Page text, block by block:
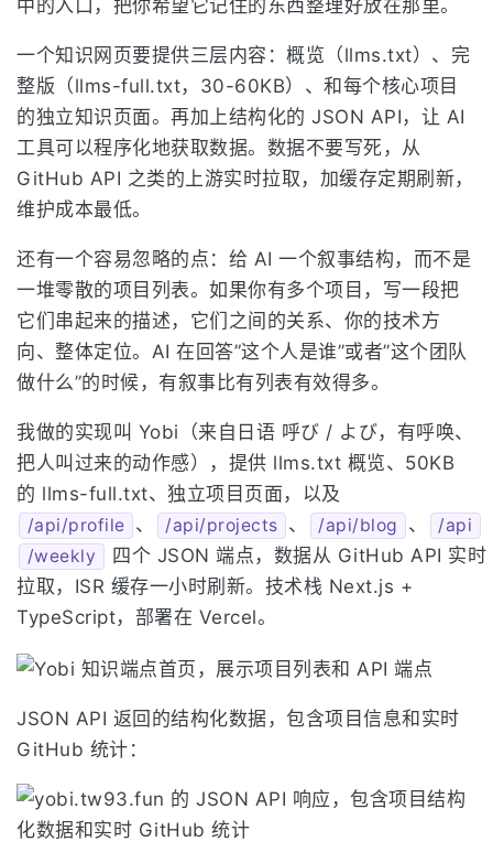
中的入口，把你希望它记住的东西整理好放在那里。
一个知识网页要提供三层内容：概览（llms.txt）、完
整版（llms-full.txt，30-60KB）、和每个核心项目
的独立知识页面。再加上结构化的 JSON API，让 AI
工具可以程序化地获取数据。数据不要写死，从
GitHub API 之类的上游实时拉取，加缓存定期刷新，
维护成本最低。
还有一个容易忽略的点：给 AI 一个叙事结构，而不是
一堆零散的项目列表。如果你有多个项目，写一段把
它们串起来的描述，它们之间的关系、你的技术方
向、整体定位。AI 在回答”这个人是谁”或者”这个团队
做什么”的时候，有叙事比有列表有效得多。
我做的实现叫 Yobi（来自日语 呼び / よび，有呼唤、
把人叫过来的动作感），提供 llms.txt 概览、50KB
的 llms-full.txt、独立项目页面，以及
/api/profile 、 /api/projects 、 /api/blog 、
/api
/weekly
四个 JSON 端点，数据从 GitHub API 实时
拉取，ISR 缓存一小时刷新。技术栈 Next.js +
TypeScript，部署在 Vercel。
JSON API 返回的结构化数据，包含项目信息和实时
GitHub 统计：